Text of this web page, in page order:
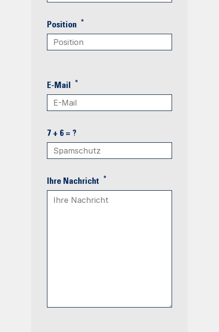
Position *
E-Mail *
7 + 6 = ?
Ihre Nachricht *